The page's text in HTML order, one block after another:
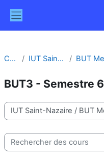
Cours IUT Saint-Nazaire
BUT3 - Semestre
Catégories de cours
Rechercher des cours